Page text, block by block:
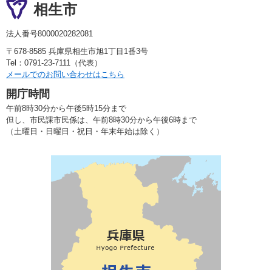
相生市
法人番号8000020282081
〒678-8585 兵庫県相生市旭1丁目1番3号
Tel：0791-23-7111（代表）
メールでのお問い合わせはこちら
開庁時間
午前8時30分から午後5時15分まで
但し、市民課市民係は、午前8時30分から午後6時まで
（土曜日・日曜日・祝日・年末年始は除く）